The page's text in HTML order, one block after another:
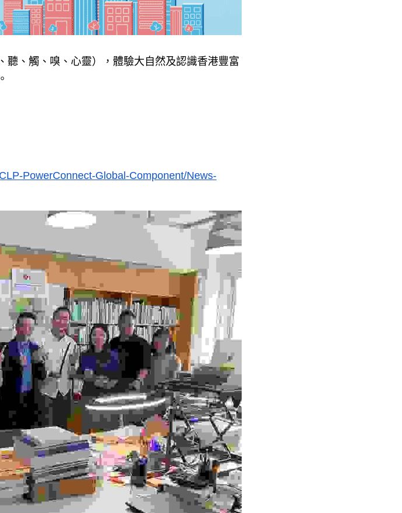
、觸、嗅、心靈），體驗大自然及認識香港豐富
PowerConnect-Global-Component/News-